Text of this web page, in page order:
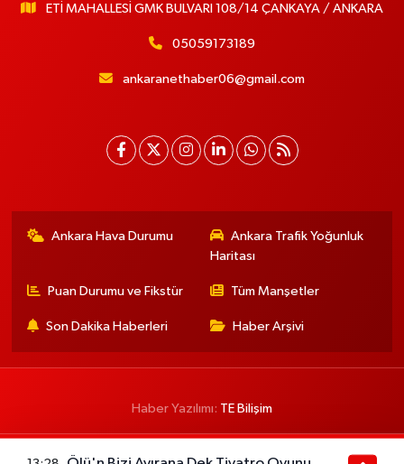
ETİ MAHALLESİ GMK BULVARI 108/14 ÇANKAYA / ANKARA
05059173189
ankaranethaber06@gmail.com
Ankara Hava Durumu
Ankara Trafik Yoğunluk
Haritası
Puan Durumu ve Fikstür Tüm Manşetler
Son Dakika Haberleri Haber Arşivi
Haber Yazılımı: TE Bilişim